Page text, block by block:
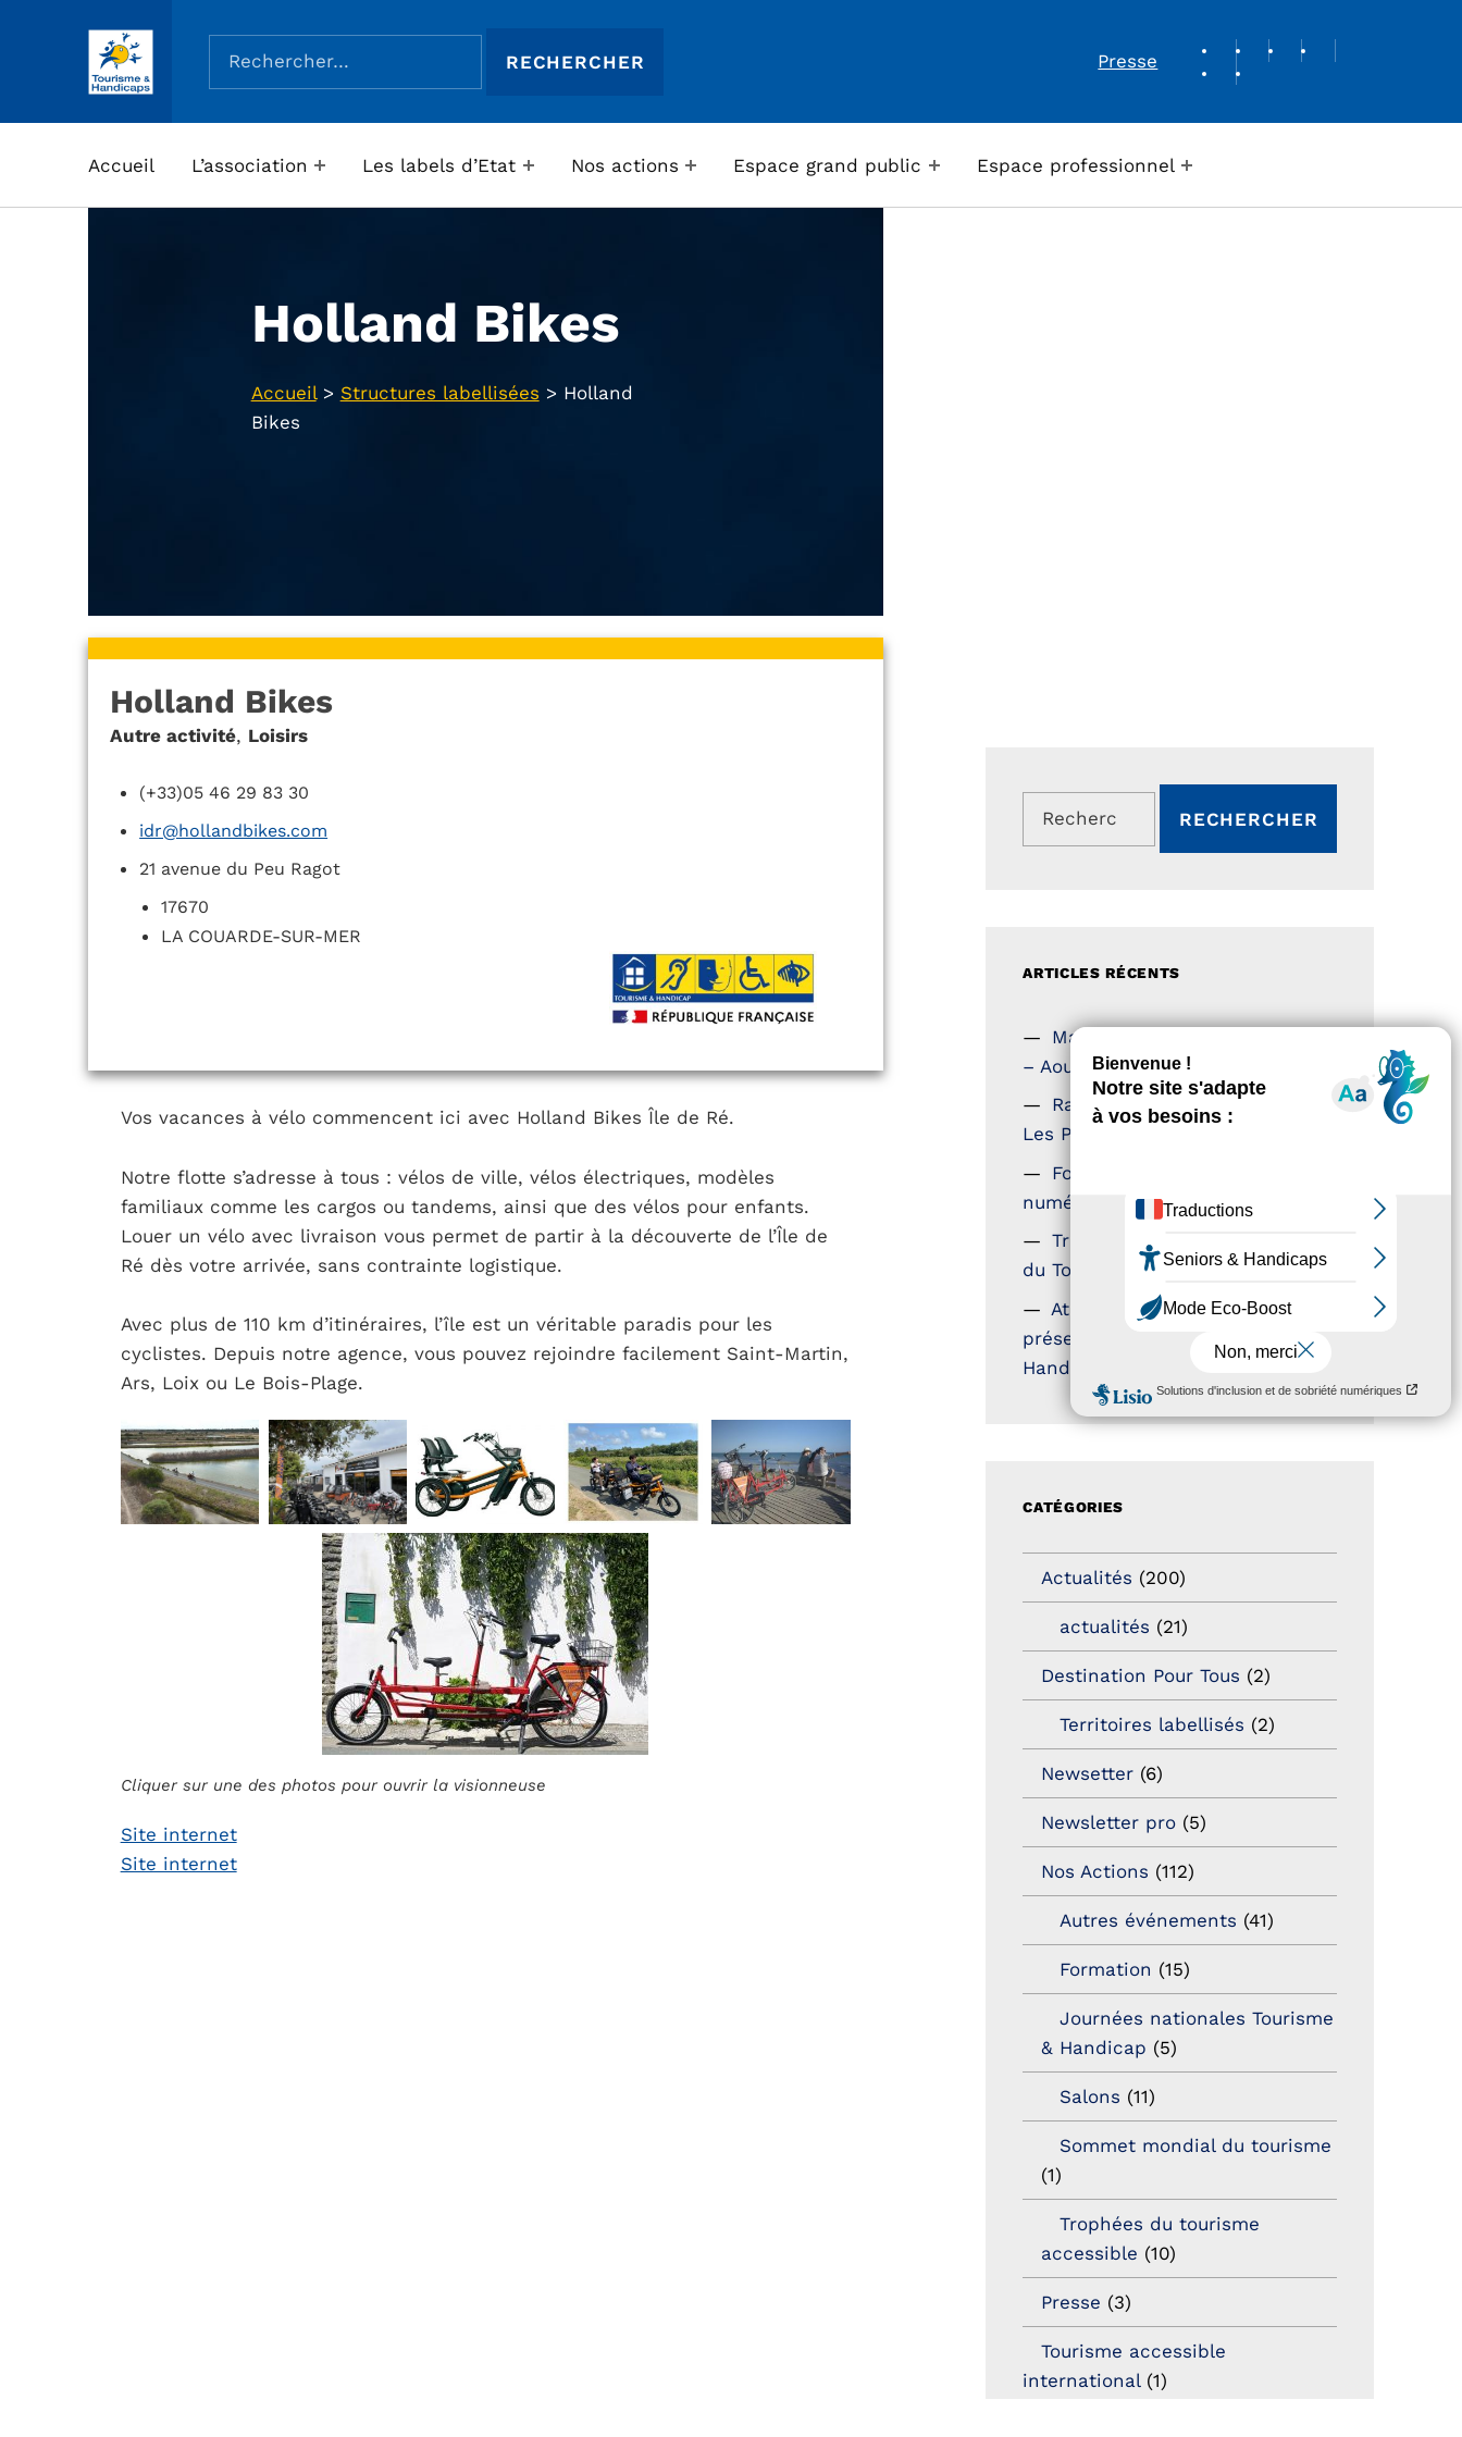
ASSOCIATION TOURISME ET HANDICAPS
Rechercher :
Presse
REVUE DE PRESSE
Accueil L’association Les labels d’Etat Nos actions Espace grand public Espace professionnel
Holland Bikes
Accueil> Structures labellisées > Holland
Bikes
Holland Bikes
Autre activité, Loisirs
(+33)05 46 29 83 30
idr@hollandbikes.com
21 avenue du Peu Ragot
17670
LA COUARDE-SUR-MER
Vos vacances à vélo commencent ici avec Holland Bikes Île de Ré.
Notre flotte s’adresse à tous : vélos de ville, vélos électriques, modèles
familiaux comme les cargos ou tandems, ainsi que des vélos pour enfants.
Louer un vélo avec livraison vous permet de partir à la découverte de l’Île de
Ré dès votre arrivée, sans contrainte logistique.
Avec plus de 110 km d’itinéraires, l’île est un véritable paradis pour les
cyclistes. Depuis notre agence, vous pouvez rejoindre facilement Saint-Martin,
Ars, Loix ou Le Bois-Plage.
Cliquer sur une des photos pour ouvrir la visionneuse
Site internet
Site internet
Rechercher :
ARTICLES RÉCENTS
Magazine Tourisme Accessible
– Aout 2026
Rallye Aicha des Gazelles –
Les Petillantes
Formation Communication
numérique
Trophées Horizons – Acteurs
du Tourisme Durable
Atout France – flyer
présentation label Tourisme &
Handicap
CATÉGORIES
Actualités (200)
actualités (21)
Destination Pour Tous (2)
Territoires labellisés (2)
Newsetter (6)
Newsletter pro (5)
Nos Actions (112)
Autres événements (41)
Formation (15)
Journées nationales Tourisme
& Handicap (5)
Salons (11)
Sommet mondial du tourisme
(1)
Trophées du tourisme
accessible (10)
Presse (3)
Tourisme accessible
international(1)